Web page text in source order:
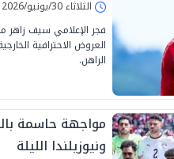
الثلاثاء 30/يونيو/2026 - 12:48 ص
فجر الإعلامي سيف زاهر
العروض الاحترافية
الراهن.
مواجهة حاسمة
ونيوزيلندا الليلة